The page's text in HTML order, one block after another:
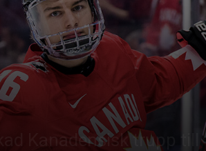
Kanadensisk trupp till